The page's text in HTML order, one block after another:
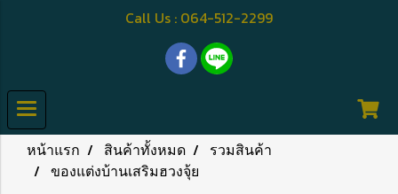
Call Us : 064-512-2299
หน้าแรก สินค้าทั้งหมด
รวมสินค้า
ของแต่งบ้านเสริมฮวงจุ้ย